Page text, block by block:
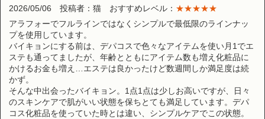
2026/05/06 投稿者：猫 おすすめレベル： ★★★★★
アラフォーでフルラインではなくシンプルで最低限のラインナッ
プを使用しています。
バイキョンにする前は、デパコスで色々なアイテムを使い月1でエ
ステも通ってましたが、年齢とともにアイテム数も増え化粧品に
かけるお金も増え…エステは良かったけど数週間しか満足度は続
かず。
そんな中出会ったバイキョン。1点1点は少しお高いですが、日々
のスキンケアで肌がいい状態を保ちとても満足しています。デパ
コス化粧品を使っていた時とは違い、シンプルケアでこの状態。